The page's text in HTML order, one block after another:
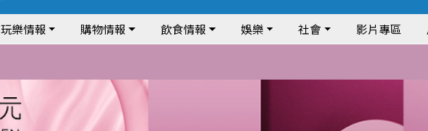
玩樂情報 購物情報 飲食情報 娛樂 社會 影片專區